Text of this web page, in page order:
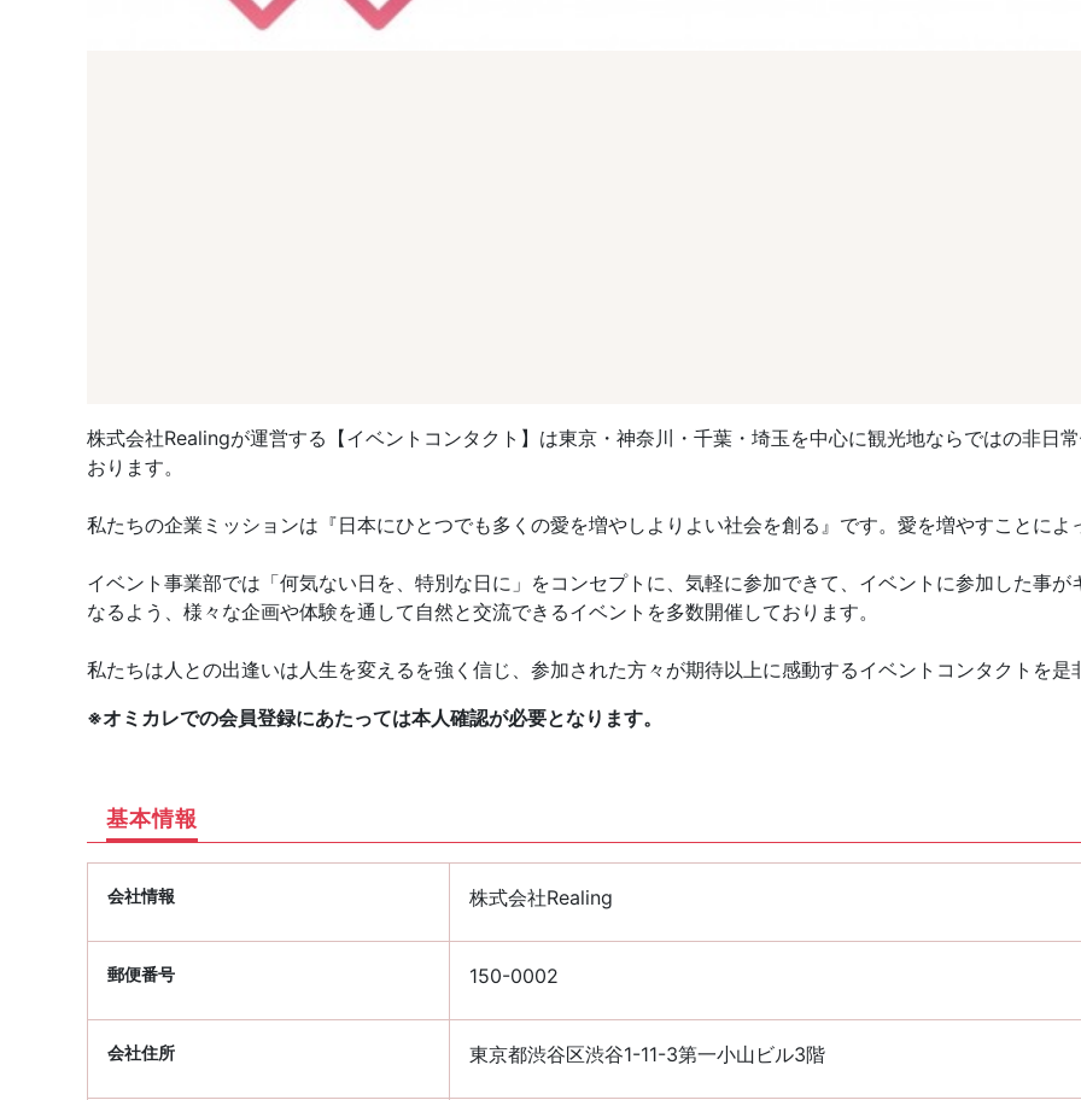
株式会社Realingが運営する【イベントコンタクト】は東京・神奈川・千葉・埼玉を中心に観光地ならではの非日
おります。
私たちの企業ミッションは『日本にひとつでも多くの愛を増やしよりよい社会を創る』です。愛を増やすことに
イベント事業部では「何気ない日を、特別な日に」をコンセプトに、気軽に参加できて、イベントに参加した事
なるよう、様々な企画や体験を通して自然と交流できるイベントを多数開催しております。
私たちは人との出逢いは人生を変えるを強く信じ、参加された方々が期待以上に感動するイベントコンタクトを
※オミカレでの会員登録にあたっては本人確認が必要となります。
基本情報
会社情報 株式会社Realing
郵便番号 150-0002
会社住所 東京都渋谷区渋谷1-11-3第一小山ビル3階